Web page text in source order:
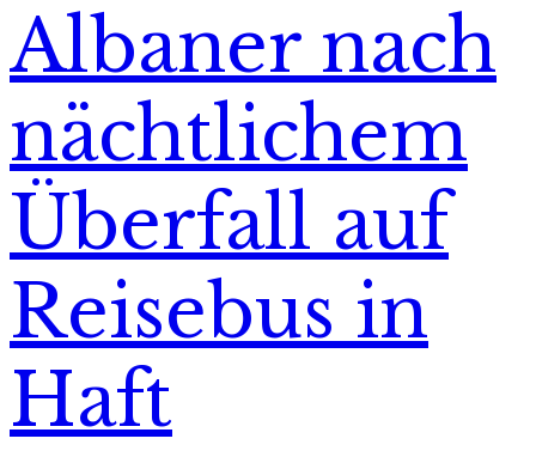
Albaner nach
nächtlichem
Überfall auf
Reisebus in
Haft